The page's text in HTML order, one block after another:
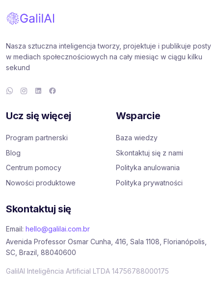
Nasza sztuczna inteligencja tworzy, projektuje i publikuje posty
w mediach społecznościowych na cały miesiąc w ciągu kilku
sekund
Ucz się więcej
Program partnerski
Blog
Centrum pomocy
Nowości produktowe
Wsparcie
Baza wiedzy
Skontaktuj się z nami
Polityka anulowania
Polityka prywatności
Skontaktuj się
Email: hello@galilai.com.br
Avenida Professor Osmar Cunha, 416, Sala 1108, Florianópolis,
SC, Brazil, 88040600
GalilAI Inteligência Artificial LTDA 14756788000175